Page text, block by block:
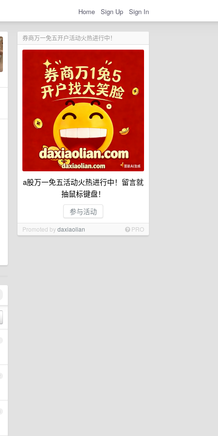
Home Sign Up Sign In
券商万一免五开户活动火热进行中！
a股万一免五活动火热进行中！留言就
抽鼠标键盘！
参与活动
Promoted bydaxiaolian PRO